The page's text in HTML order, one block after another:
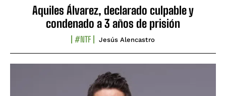
Aquiles Álvarez, declarado culpable y
condenado a 3 años de prisión
#NTF Jesús Alencastro